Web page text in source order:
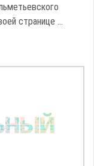
странице ...